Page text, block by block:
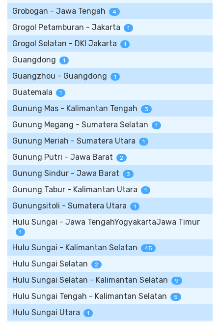
Grobogan - Jawa Tengah 4
Grogol Petamburan - Jakarta 1
Grogol Selatan - DKI Jakarta 1
Guangdong 1
Guangzhou - Guangdong 1
Guatemala 1
Gunung Mas - Kalimantan Tengah 3
Gunung Megang - Sumatera Selatan 1
Gunung Meriah - Sumatera Utara 1
Gunung Putri - Jawa Barat 2
Gunung Sindur - Jawa Barat 3
Gunung Tabur - Kalimantan Utara 1
Gunungsitoli - Sumatera Utara 1
Hulu Sungai - Jawa TengahYogyakartaJawa Timur
1
Hulu Sungai - Kalimantan Selatan 45
Hulu Sungai Selatan 2
Hulu Sungai Selatan - Kalimantan Selatan 9
Hulu Sungai Tengah - Kalimantan Selatan 5
Hulu Sungai Utara 1